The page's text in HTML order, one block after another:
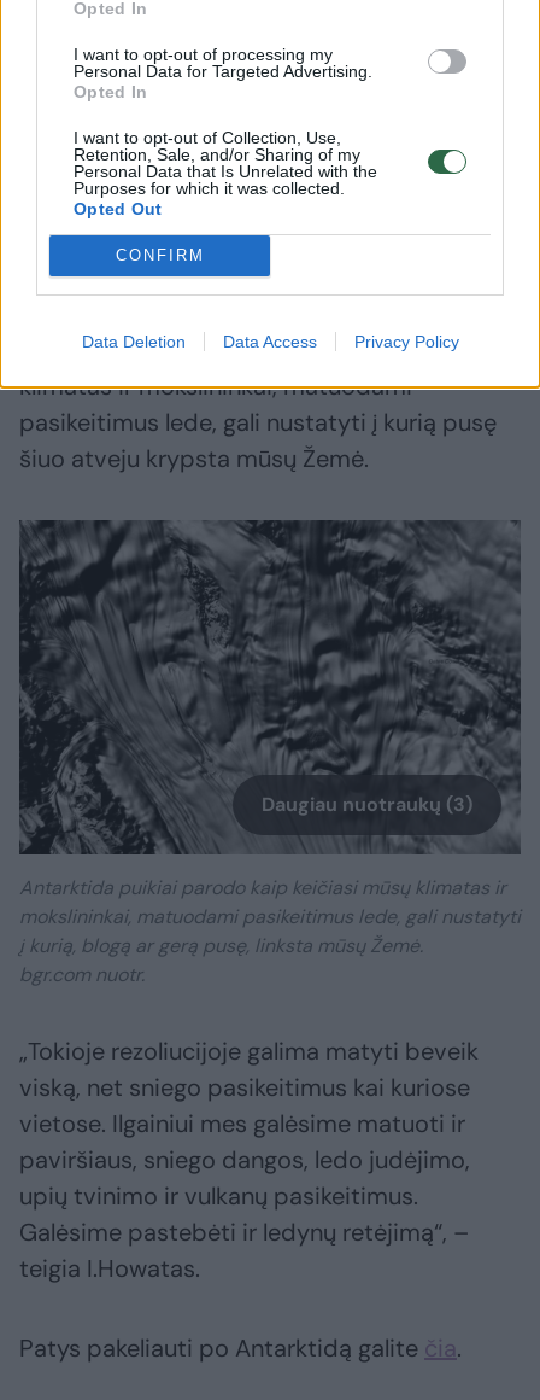
Opted In
I want to opt-out of processing my
Personal Data for Targeted Advertising.
Opted In
I want to opt-out of Collection, Use,
Retention, Sale, and/or Sharing of my
Personal Data that Is Unrelated with the
Purposes for which it was collected.
Opted Out
CONFIRM
Data Deletion Data Access Privacy Policy
skaičiuojant, labai didelis žemėlapis. Visas
failas siekia kiek daugiau nei 150 terabaitų.
Taigi, jei į jūsų išmanųjį telefoną galima įrašyti
128 gigabaitus duomenų, tai tokiam
žemėlapiui reikėtų 1200 išmaniųjų.
Žinoma, galima paklausti, kam reikia tokio
detalaus žemėlapio žemynui, kuris t4ra
Antarktida puikiai parodo, kaip keičiasi mūsų
klimatas ir mokslininkai, matuodami
pasikeitimus lede, gali nustatyti į kurią pusę
šiuo atveju krypsta mūsų Žemė.
Daugiau nuotraukų (3)
Antarktida puikiai parodo kaip keičiasi mūsų klimatas ir
mokslininkai, matuodami pasikeitimus lede, gali nustatyti
į kurią, blogą ar gerą pusę, linksta mūsų Žemė.
bgr.com nuotr.
„Tokioje rezoliucijoje galima matyti beveik
viską, net sniego pasikeitimus kai kuriose
vietose. Ilgainiui mes galėsime matuoti ir
paviršiaus, sniego dangos, ledo judėjimo,
upių tvinimo ir vulkanų pasikeitimus.
Galėsime pastebėti ir ledynų retėjimą“, –
teigia I.Howatas.
Patys pakeliauti po Antarktidą galite čia.